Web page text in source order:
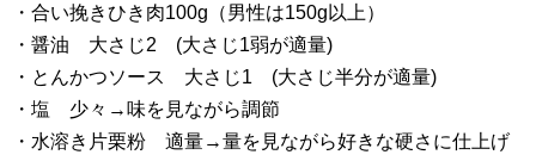
・合い挽きひき肉100g（男性は150g以上）
・醤油 大さじ2 (大さじ1弱が適量)
・とんかつソース 大さじ1 (大さじ半分が適量)
・塩 少々→味を見ながら調節
・水溶き片栗粉 適量→量を見ながら好きな硬さに仕上げ